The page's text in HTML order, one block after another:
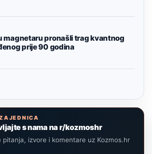
magnetaru pronašli trag kvantnog
prije 90 godina
s nama na r/kozmoshr
pitanja, izvore i komentare uz Kozmos.hr